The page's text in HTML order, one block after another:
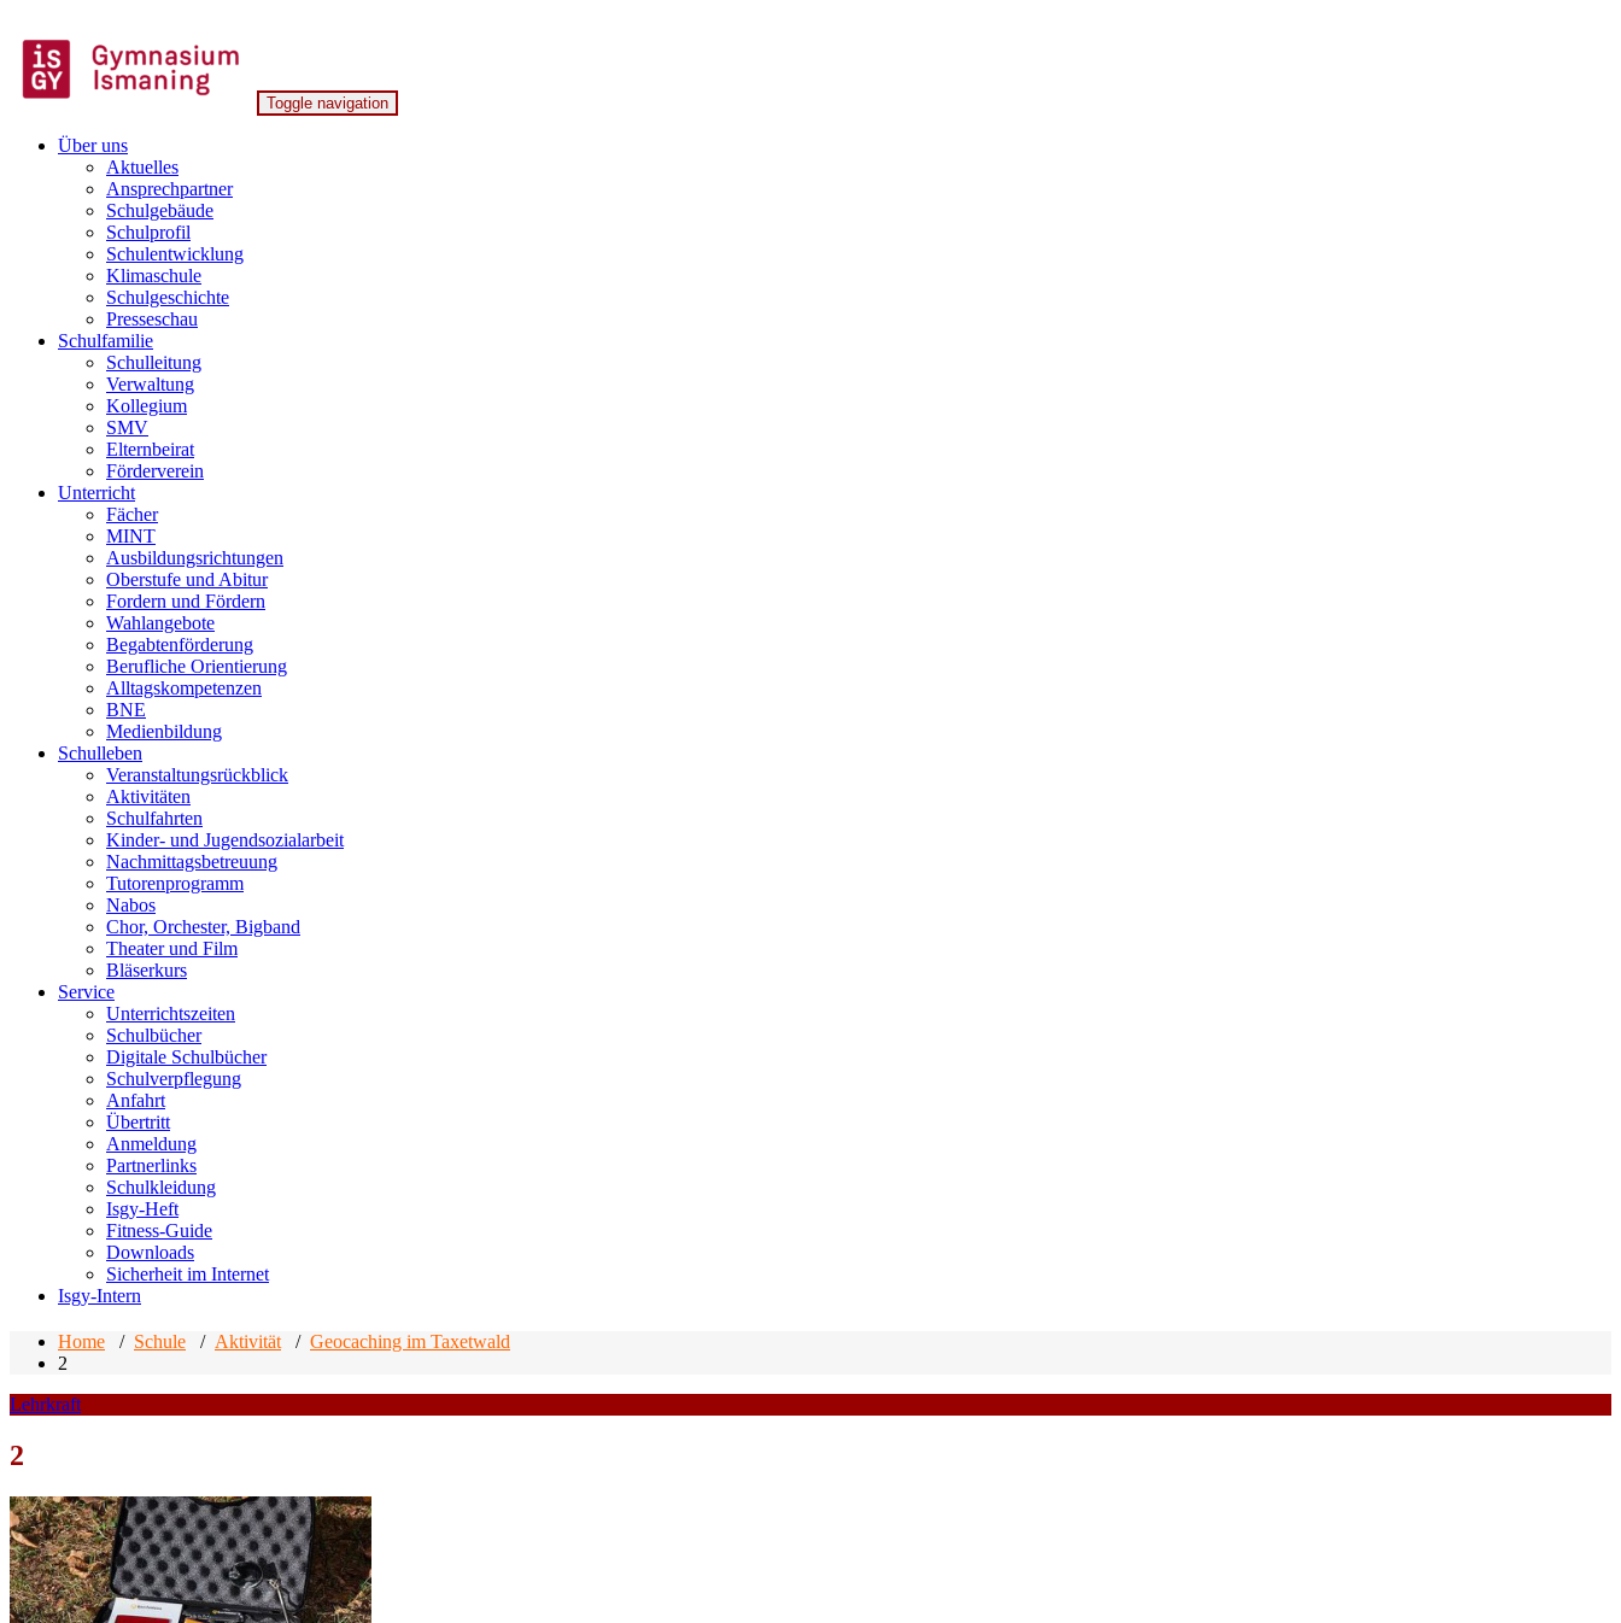
to
content
Gymnasium Ismaning
Toggle navigation
Über uns
Aktuelles
Ansprechpartner
Schulgebäude
Schulprofil
Schulentwicklung
Klimaschule
Schulgeschichte
Presseschau
Schulfamilie
Schulleitung
Verwaltung
Kollegium
SMV
Elternbeirat
Förderverein
Unterricht
Fächer
MINT
Ausbildungsrichtungen
Oberstufe und Abitur
Fordern und Fördern
Wahlangebote
Begabtenförderung
Berufliche Orientierung
Alltagskompetenzen
BNE
Medienbildung
Schulleben
Veranstaltungsrückblick
Aktivitäten
Schulfahrten
Kinder- und Jugendsozialarbeit
Nachmittagsbetreuung
Tutorenprogramm
Nabos
Chor, Orchester, Bigband
Theater und Film
Bläserkurs
Service
Unterrichtszeiten
Schulbücher
Digitale Schulbücher
Schulverpflegung
Anfahrt
Übertritt
Anmeldung
Partnerlinks
Schulkleidung
Isgy-Heft
Fitness-Guide
Downloads
Sicherheit im Internet
Isgy-Intern
Home / Schule / Aktivität / Geocaching im Taxetwald
2
Lehrkraft
2